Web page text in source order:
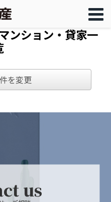
ンション・貸家一
を変更
us